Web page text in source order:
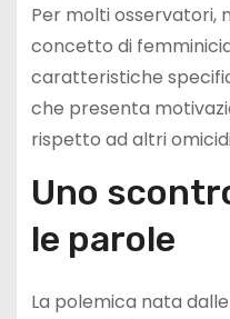
Per molti osservatori,
concetto di
caratteristiche
che presenta
rispetto ad altri
Uno
le parole
La polemica nata